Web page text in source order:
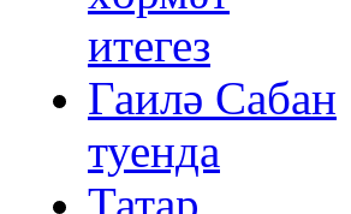
итегез
Гаилә Сабан
туенда